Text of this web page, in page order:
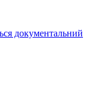
документальний